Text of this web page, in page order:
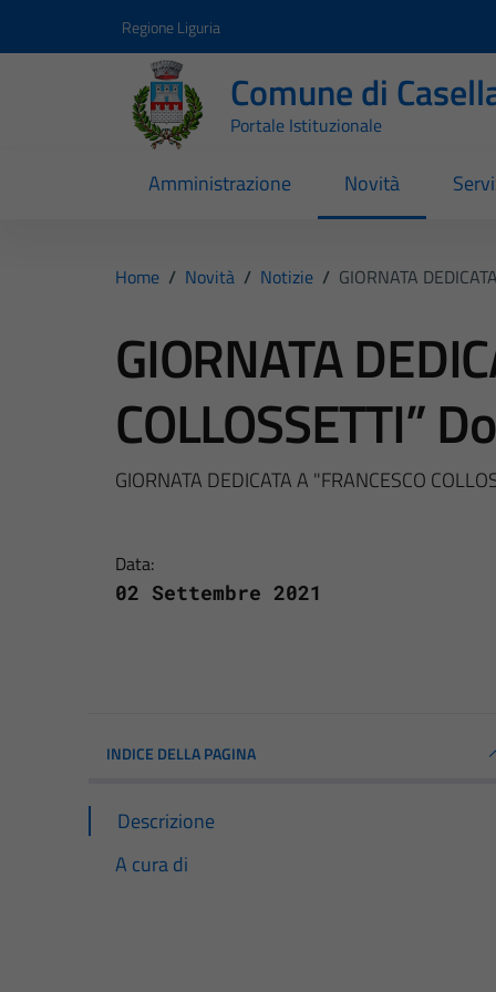
Regione Liguria
Comune di
Portale Istituzionale
Amministrazione Novità
Home / Novità / Notizie / GIORNATA
GIORNATA
COLLOSSETTI”
GIORNATA DEDICATA A "FRANCESCO
Data:
02 Settembre 2021
INDICE DELLA PAGINA
Descrizione
A cura di